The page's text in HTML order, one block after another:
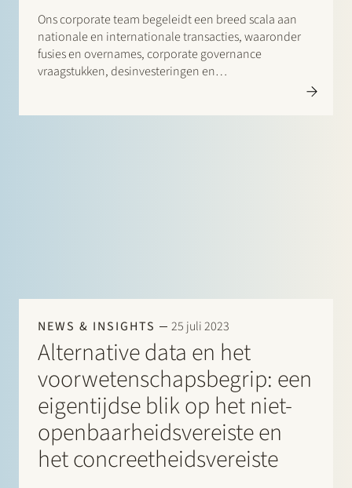
Ons corporate team begeleidt een breed scala aan
nationale en internationale transacties, waaronder
fusies en overnames, corporate governance
vraagstukken, desinvesteringen en
herstructureringen, leveraged buyouts, joint ventures
NEWS & INSIGHTS 25 juli 2023
Alternative data en het
voorwetenschapsbegrip: een
eigentijdse blik op het niet-
openbaarheidsvereiste en
het concreetheidsvereiste